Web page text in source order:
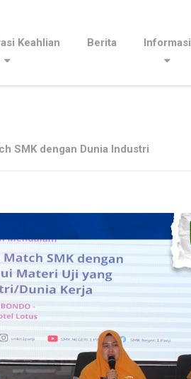
Keahlian Berita Informasi
SMK dengan Dunia Industri